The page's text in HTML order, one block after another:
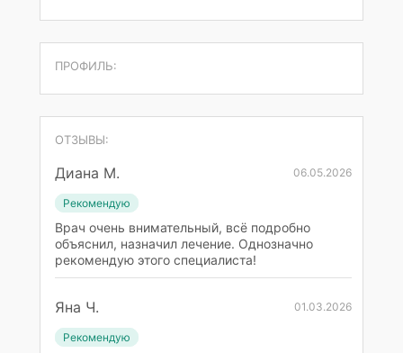
ПРОФИЛЬ:
ОТЗЫВЫ:
Диана М. 06.05.2026
Рекомендую
Врач очень внимательный, всё подробно
объяснил, назначил лечение. Однозначно
рекомендую этого специалиста!
Яна Ч. 01.03.2026
Рекомендую